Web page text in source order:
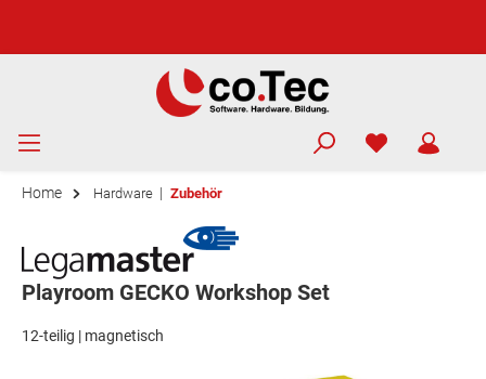
Home Hardware | Zubehör
Playroom GECKO Workshop Set
12-teilig | magnetisch